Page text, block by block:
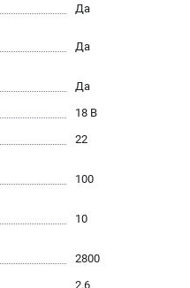
Да
Да
Да
18 В
22
100
10
2800
2.6